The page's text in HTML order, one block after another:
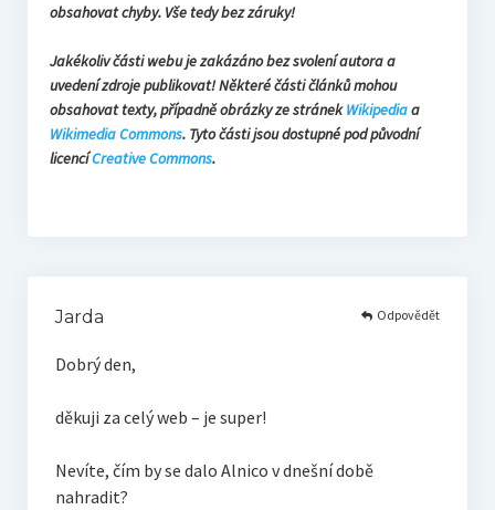
obsahovat chyby. Vše tedy bez záruky!
Jakékoliv části webu je zakázáno bez svolení autora a
uvedení zdroje publikovat! Některé části článků mohou
obsahovat texty, případně obrázky ze stránekWikipediaa
Wikimedia Commons. Tyto části jsou dostupné pod původní
licencíCreative Commons.
Jarda
Dobrý den,
děkuji za celý web – je super!
Nevíte, čím by se dalo Alnico v dnešní době
nahradit?
Odpovědět